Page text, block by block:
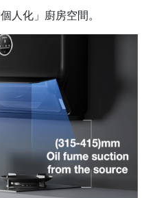
人化」廚房空間。